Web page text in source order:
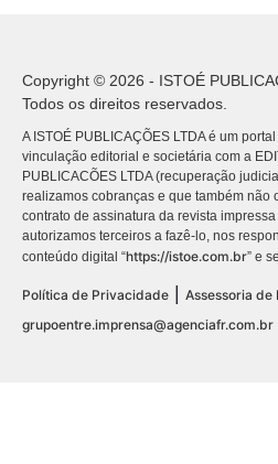
Copyright © 2026 - ISTOÉ
Todos os direitos reservados.
A ISTOÉ PUBLICAÇÕES LTDA é um
vinculação editorial e societária com a
PUBLICACÕES LTDA (recuperação
realizamos cobranças e que também não
contrato de assinatura da revista
autorizamos terceiros a fazê-lo, nos
conteúdo digital “https://istoe.com.br” e
Política de Privacidade
Assessoria de
grupoentre.imprensa@agenciafr.com.br